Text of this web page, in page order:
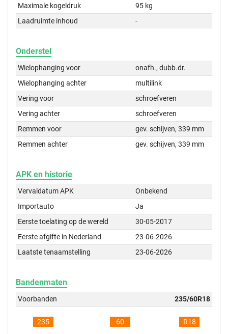
Maximale kogeldruk
95 kg
Laadruimte inhoud
-
Onderstel
Wielophanging voor
onafh., dubb.dr.
Wielophanging achter
multilink
Vering voor
schroefveren
Vering achter
schroefveren
Remmen voor
gev. schijven, 339 mm
Remmen achter
gev. schijven, 339 mm
APK en historie
Vervaldatum APK
Onbekend
Importauto
Ja
Eerste toelating op de wereld
30-05-2017
Eerste afgifte in Nederland
23-06-2026
Laatste tenaamstelling
23-06-2026
Bandenmaten
Voorbanden 235/60R18
235 60 R18